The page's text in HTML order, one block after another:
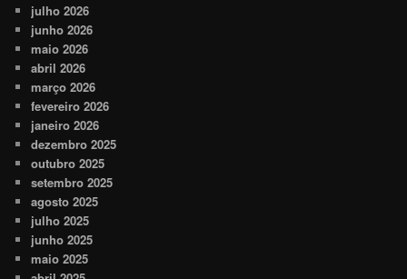
julho 2026
junho 2026
maio 2026
abril 2026
março 2026
fevereiro 2026
janeiro 2026
dezembro 2025
outubro 2025
setembro 2025
agosto 2025
julho 2025
junho 2025
maio 2025